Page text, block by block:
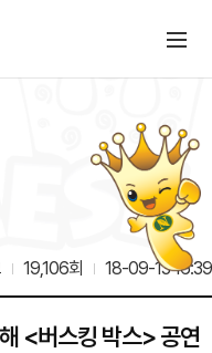
19,106회 18-09-13 16:39
<버스킹 박스> 공연